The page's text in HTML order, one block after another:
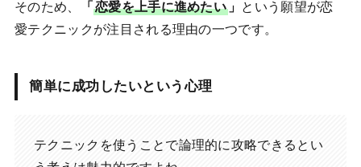
そのため、 「 恋愛を上手に進めたい 」 という願望が恋
愛テクニックが注目される理由の一つです。
簡単に成功したいという心理
テクニックを使うことで論理的に攻略できるとい